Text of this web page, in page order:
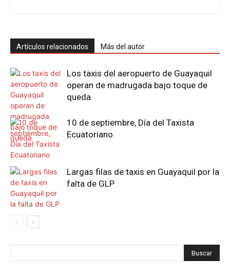
Artículos relacionados Más del autor
Los taxis del aeropuerto de Guayaquil
operan de madrugada bajo toque de
queda
10 de septiembre, Día del Taxista
Ecuatoriano
Largas filas de taxis en Guayaquil por la
falta de GLP